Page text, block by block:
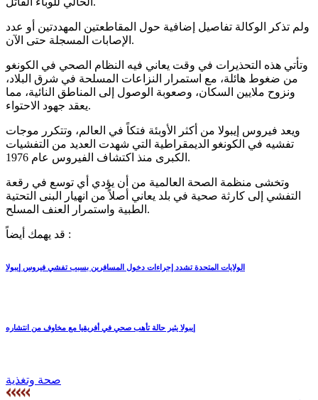
ولم تذكر الوكالة تفاصيل إضافية حول المقاطعتين المهددتين أو عدد
الإصابات المسجلة حتى الآن.
وتأتي هذه التحذيرات في وقت يعاني فيه النظام الصحي في الكونغو
من ضغوط هائلة، مع استمرار النزاعات المسلحة في شرق البلاد،
ونزوح ملايين السكان، وصعوبة الوصول إلى المناطق النائية، مما
يعقد جهود الاحتواء.
ويعد فيروس إيبولا من أكثر الأوبئة فتكاً في العالم، وتتكرر موجات
تفشيه في الكونغو الديمقراطية التي شهدت العديد من التفشيات
الكبرى منذ اكتشاف الفيروس عام 1976.
وتخشى منظمة الصحة العالمية من أن يؤدي أي توسع في رقعة
التفشي إلى كارثة صحية في بلد يعاني أصلاً من انهيار البنى التحتية
الطبية واستمرار العنف المسلح.
قد يهمك أيضاً :
الولايات المتحدة تشدد إجراءات دخول المسافرين بسبب تفشي فيروس إيبولا
إيبولا يثير حالة تأهب صحي في أفريقيا مع مخاوف من انتشاره
صحة وتغذية